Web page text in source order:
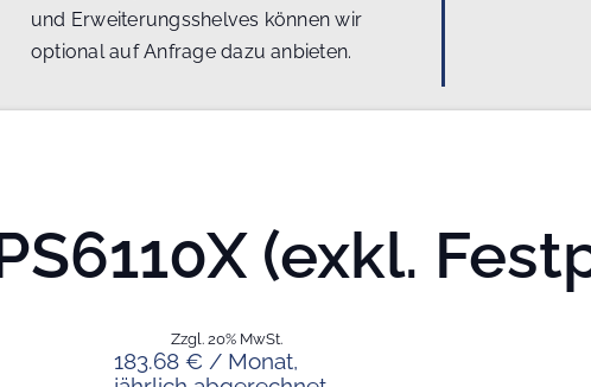
und Erweiterungsshelves können wir
optional auf Anfrage dazu anbieten.
(exkl.
183.68 € / Monat,
Zzgl. 20% MwSt.